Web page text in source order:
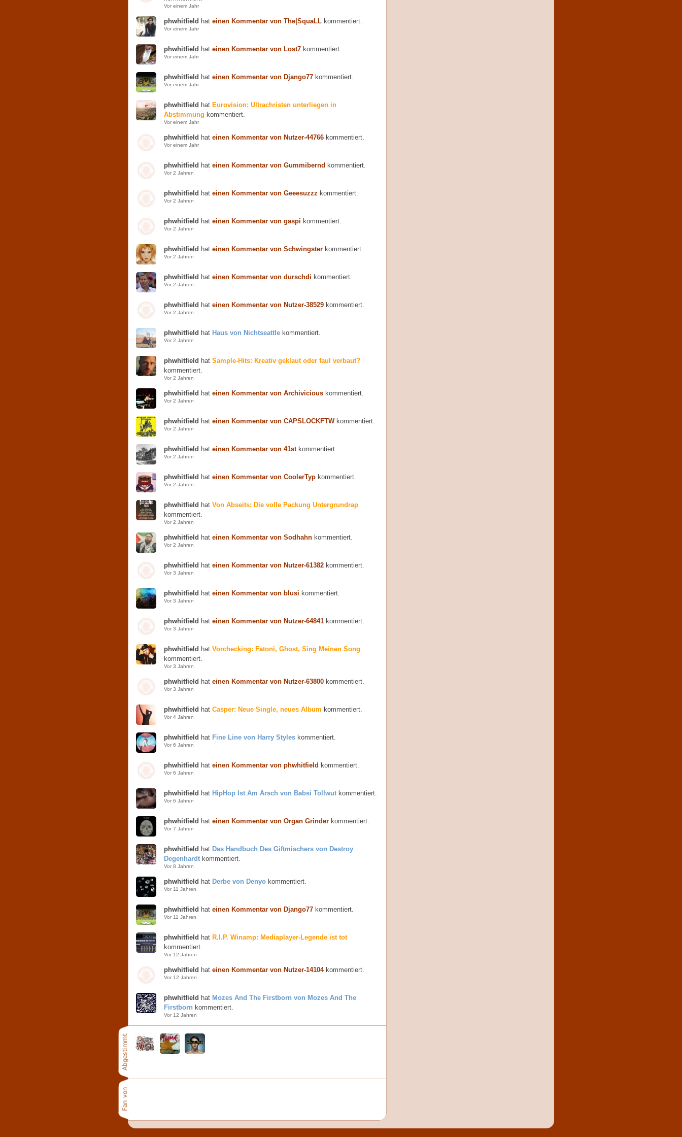
Vor einem Jahr
phwhitfield hat einen Kommentar von The|SquaLL kommentiert.
Vor einem Jahr
phwhitfield hat einen Kommentar von Lost7 kommentiert.
Vor einem Jahr
phwhitfield hat einen Kommentar von Django77 kommentiert.
Vor einem Jahr
phwhitfield hat Eurovision: Ultrachristen unterliegen in
Abstimmung kommentiert.
Vor einem Jahr
phwhitfield hat einen Kommentar von Nutzer-44766 kommentiert.
Vor einem Jahr
phwhitfield hat einen Kommentar von Gummibernd kommentiert.
Vor 2 Jahren
phwhitfield hat einen Kommentar von Geeesuzzz kommentiert.
Vor 2 Jahren
phwhitfield hat einen Kommentar von gaspi kommentiert.
Vor 2 Jahren
phwhitfield hat einen Kommentar von Schwingster kommentiert.
Vor 2 Jahren
phwhitfield hat einen Kommentar von durschdi kommentiert.
Vor 2 Jahren
phwhitfield hat einen Kommentar von Nutzer-38529 kommentiert.
Vor 2 Jahren
phwhitfield hat Haus von Nichtseattle kommentiert.
Vor 2 Jahren
phwhitfield hat Sample-Hits: Kreativ geklaut oder faul verbaut?
kommentiert.
Vor 2 Jahren
phwhitfield hat einen Kommentar von Archivicious kommentiert.
Vor 2 Jahren
phwhitfield hat einen Kommentar von CAPSLOCKFTWkommentiert.
Vor 2 Jahren
phwhitfield hat einen Kommentar von 41stkommentiert.
Vor 2 Jahren
phwhitfield hat einen Kommentar von CoolerTyp kommentiert.
Vor 2 Jahren
phwhitfield hat Von Abseits: Die volle Packung Untergrundrap
kommentiert.
Vor 2 Jahren
phwhitfield hat einen Kommentar von Sodhahn kommentiert.
Vor 2 Jahren
phwhitfield hat einen Kommentar von Nutzer-61382 kommentiert.
Vor 3 Jahren
phwhitfield hat einen Kommentar von blusi kommentiert.
Vor 3 Jahren
phwhitfield hat einen Kommentar von Nutzer-64841 kommentiert.
Vor 3 Jahren
phwhitfield hat Vorchecking: Fatoni, Ghost, Sing Meinen Song
kommentiert.
Vor 3 Jahren
phwhitfield hat einen Kommentar von Nutzer-63800 kommentiert.
Vor 3 Jahren
phwhitfield hat Casper: Neue Single, neues Album kommentiert.
Vor 4 Jahren
phwhitfield hat Fine Line von Harry Styles kommentiert.
Vor 6 Jahren
phwhitfield hat einen Kommentar von phwhitfield kommentiert.
Vor 6 Jahren
phwhitfield hat HipHop Ist Am Arsch von Babsi Tollwut kommentiert.
Vor 6 Jahren
phwhitfield hat einen Kommentar von Organ Grinder kommentiert.
Vor 7 Jahren
phwhitfield hat Das Handbuch Des Giftmischers von Destroy
Degenhardt kommentiert.
Vor 8 Jahren
phwhitfield hat Derbe von Denyo kommentiert.
Vor 11 Jahren
phwhitfield hat einen Kommentar von Django77 kommentiert.
Vor 11 Jahren
phwhitfield hat R.I.P. Winamp: Mediaplayer-Legende ist tot
kommentiert.
Vor 12 Jahren
phwhitfield hat einen Kommentar von Nutzer-14104kommentiert.
Vor 12 Jahren
phwhitfield hat Mozes And The Firstborn von Mozes And The
Firstborn kommentiert.
Vor 12 Jahren